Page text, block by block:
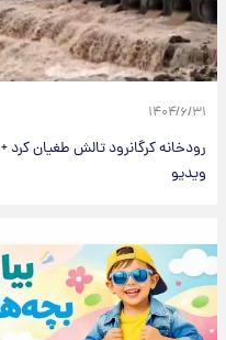
۱۴۰۴/۶/۳۱
رودخانه کرگانرود تالش طغیان کرد +
ویدیو